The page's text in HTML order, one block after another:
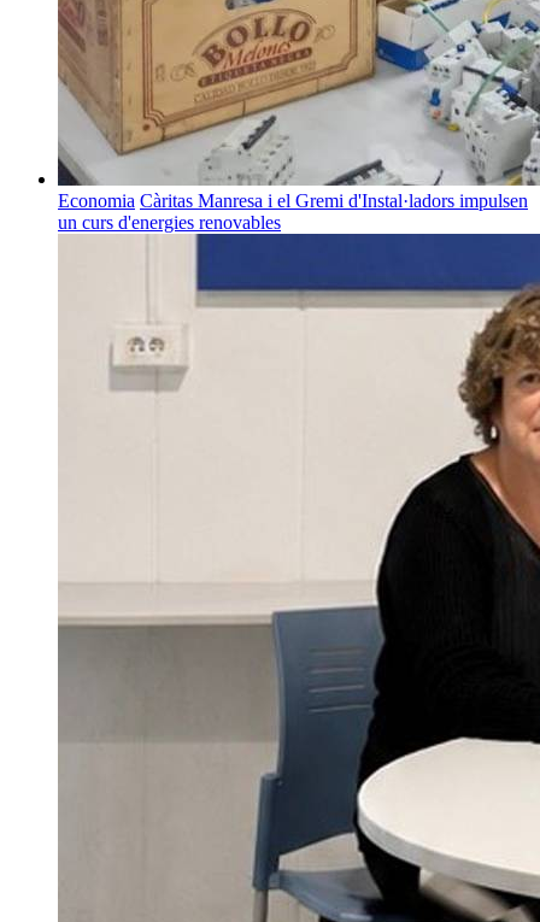
Economia Càritas Manresa i el Gremi d'Instal·ladors impulsen
un curs d'energies renovables